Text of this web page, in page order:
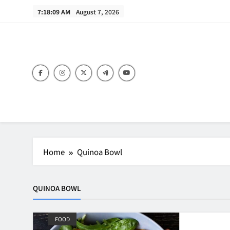
7:18:09 AM August 7, 2026
Home Quinoa Bowl
QUINOA BOWL
FOOD